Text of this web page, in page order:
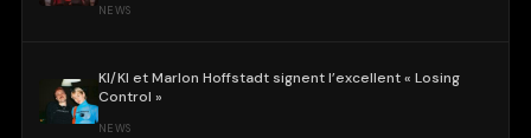
NEWS
KI/KI et Marlon Hoffstadt signent l’excellent « Losing
Control »
NEWS